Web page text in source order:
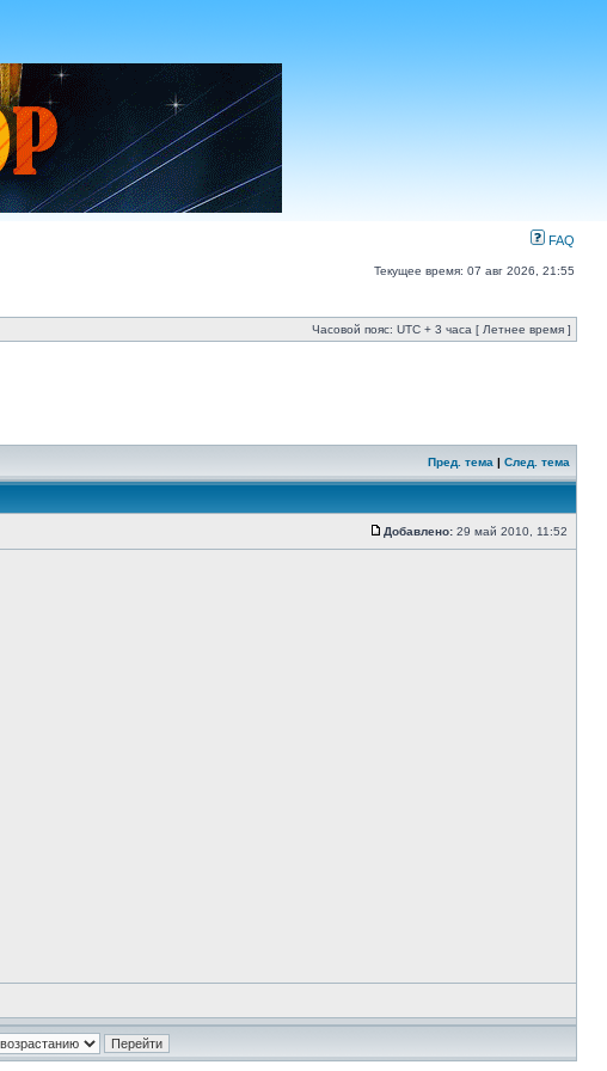
FAQ
Текущее время: 07 авг 2026, 21:55
Часовой пояс: UTC + 3 часа [ Летнее время ]
Пред. тема | След. тема
Добавлено: 29 май 2010, 11:52